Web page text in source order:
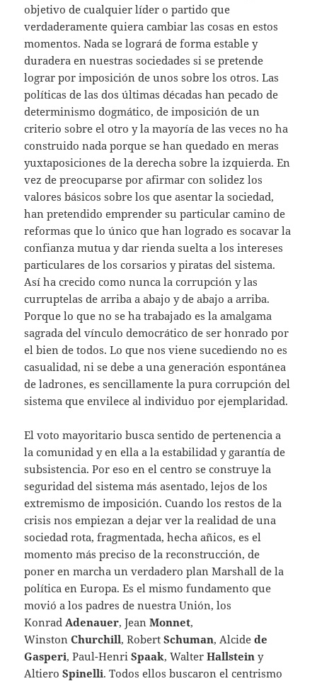
objetivo de cualquier líder o partido que
verdaderamente quiera cambiar las cosas en estos
momentos. Nada se logrará de forma estable y
duradera en nuestras sociedades si se pretende
lograr por imposición de unos sobre los otros. Las
políticas de las dos últimas décadas han pecado de
determinismo dogmático, de imposición de un
criterio sobre el otro y la mayoría de las veces no ha
construido nada porque se han quedado en meras
yuxtaposiciones de la derecha sobre la izquierda. En
vez de preocuparse por afirmar con solidez los
valores básicos sobre los que asentar la sociedad,
han pretendido emprender su particular camino de
reformas que lo único que han logrado es socavar la
confianza mutua y dar rienda suelta a los intereses
particulares de los corsarios y piratas del sistema.
Así ha crecido como nunca la corrupción y las
curruptelas de arriba a abajo y de abajo a arriba.
Porque lo que no se ha trabajado es la amalgama
sagrada del vínculo democrático de ser honrado por
el bien de todos. Lo que nos viene sucediendo no es
casualidad, ni se debe a una generación espontánea
de ladrones, es sencillamente la pura corrupción del
sistema que envilece al individuo por ejemplaridad.
El voto mayoritario busca sentido de pertenencia a
la comunidad y en ella a la estabilidad y garantía de
subsistencia. Por eso en el centro se construye la
seguridad del sistema más asentado, lejos de los
extremismo de imposición. Cuando los restos de la
crisis nos empiezan a dejar ver la realidad de una
sociedad rota, fragmentada, hecha añicos, es el
momento más preciso de la reconstrucción, de
poner en marcha un verdadero plan Marshall de la
política en Europa. Es el mismo fundamento que
movió a los padres de nuestra Unión, los
Konrad Adenauer, JeanMonnet,
WinstonChurchill, RobertSchuman, Alcidede
Gasperi, Paul-HenriSpaak, WalterHallstein y
AltieroSpinelli. Todos ellos buscaron el centrismo